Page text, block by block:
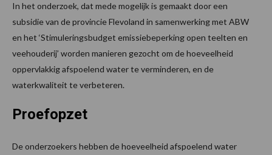
In het onderzoek, dat mede mogelijk is gemaakt door een
subsidie van de provincie Flevoland in samenwerking met ABW
en het ‘Stimuleringsbudget emissiebeperking open teelten en
veehouderij’ worden manieren gezocht om de hoeveelheid
oppervlakkig afspoelend water te verminderen, en de
waterkwaliteit te verbeteren.
Proefopzet
De onderzoekers hebben de hoeveelheid afspoelend water